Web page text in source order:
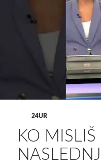
24UR
KO MISLIŠ